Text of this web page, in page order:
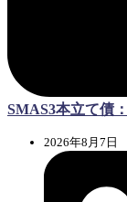
SMAS3本立て債
2026年8月7日